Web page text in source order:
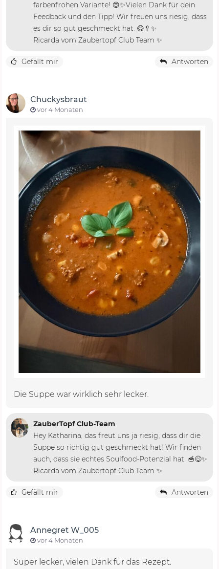
farbenfrohen Variante! 😍✨Vielen Dank für dein
Feedback und den Tipp! Wir freuen uns riesig, dass
es dir so gut geschmeckt hat. 😋🥄✨
Ricarda vom Zaubertopf Club Team ✨
Gefällt mir Antworten
Chuckysbraut
vor 4 Monaten
Die Suppe war wirklich sehr lecker.
ZauberTopf Club-Team
Hey Katharina, das freut uns ja riesig, dass dir die
Suppe so richtig gut geschmeckt hat! Wir finden
auch, dass sie echtes Soulfood-Potenzial hat. 🥣😋✨
Ricarda vom Zaubertopf Club Team ✨
Gefällt mir Antworten
Annegret W_005
vor 4 Monaten
Super lecker, vielen Dank für das Rezept.